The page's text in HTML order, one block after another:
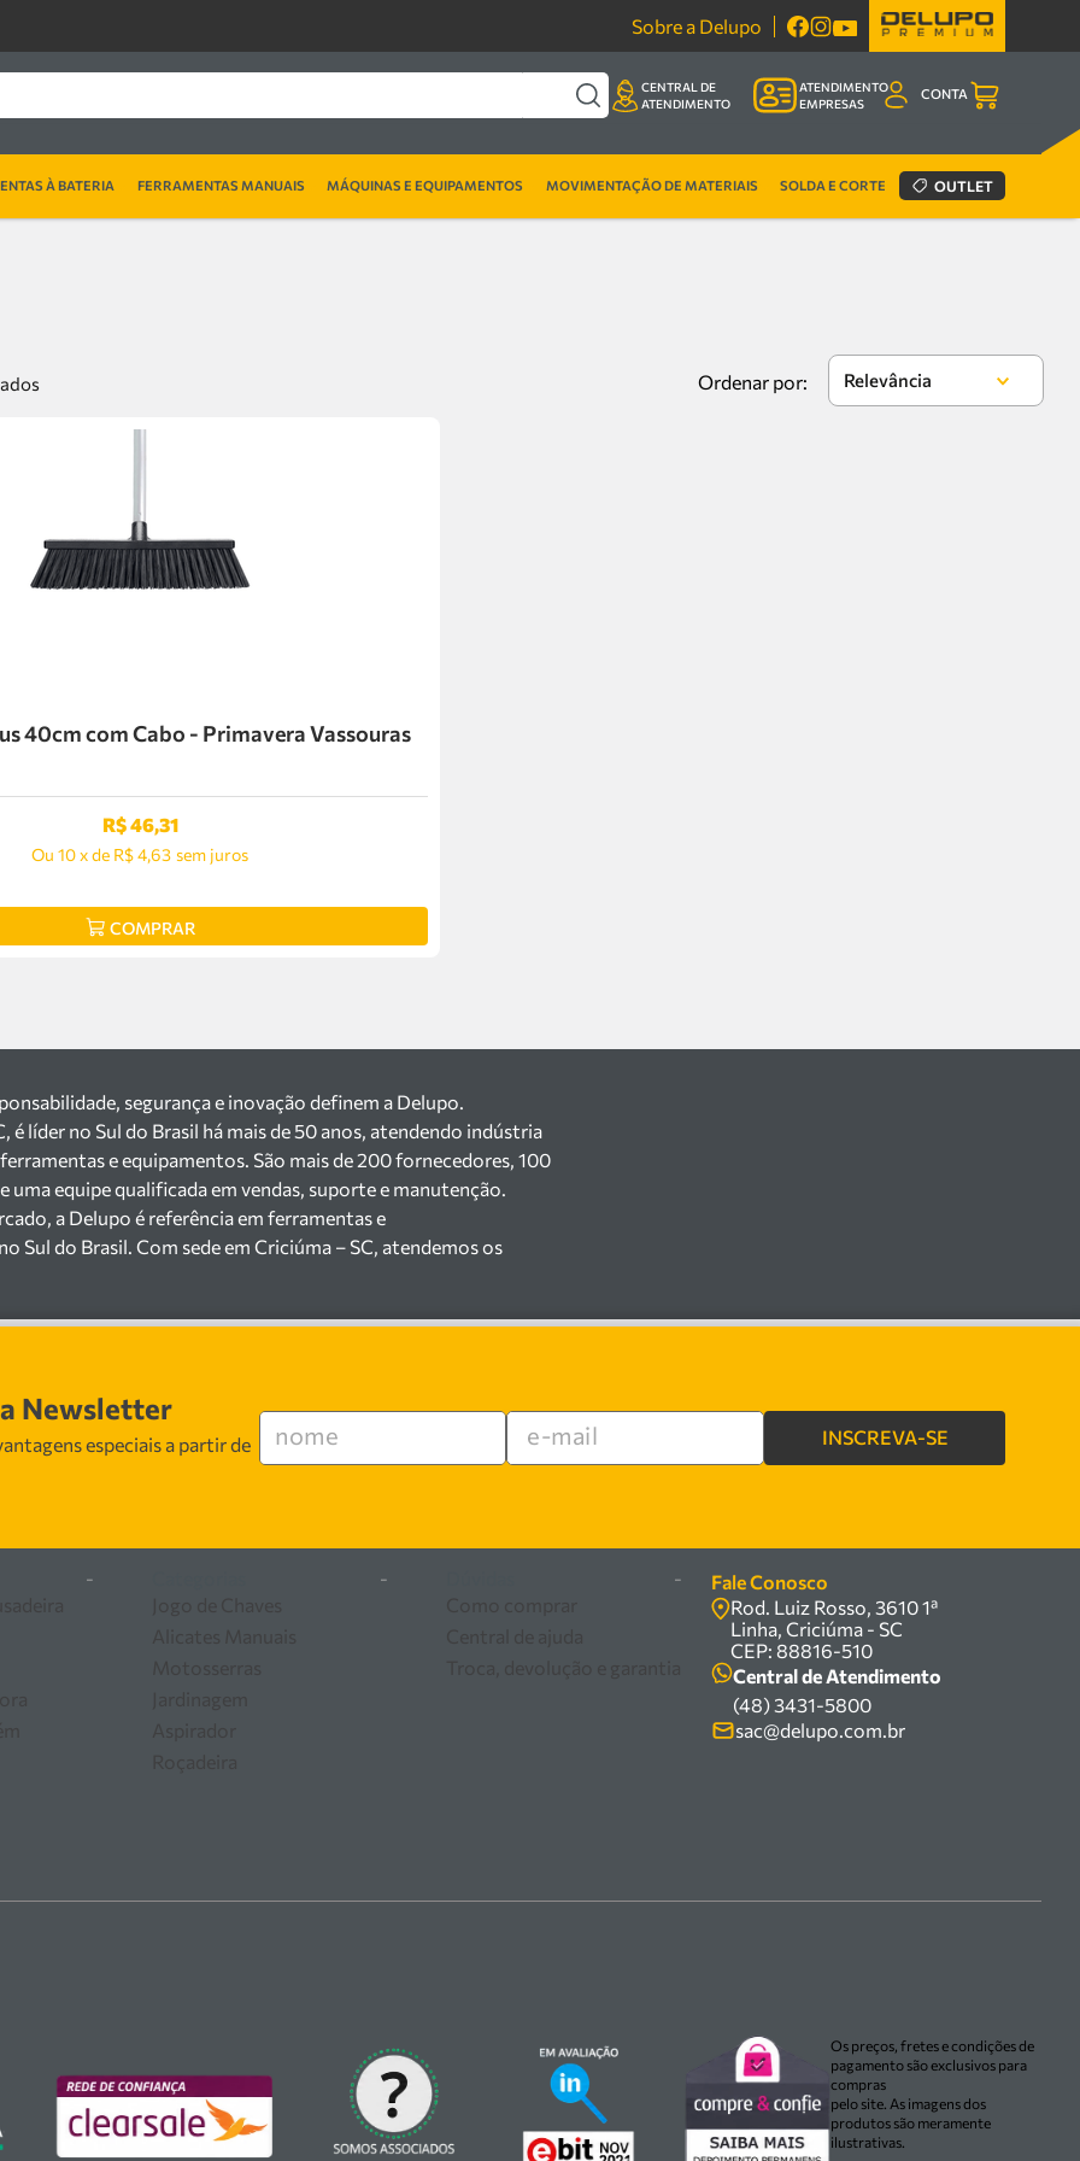
Sobre a Delupo
CENTRAL DE
ATENDIMENTO
ATENDIMENTO
EMPRESAS
CONTA
À BATERIA FERRAMENTAS MANUAIS MÁQUINAS E EQUIPAMENTOS MOVIMENTAÇÃO DE MATERIAIS SOLDA E CORTE OUTLET
Relevância
40cm com Cabo - Primavera Vassouras
R$46,31
Ou 10xde R$ 4,63 sem juros
COMPRAR
segurança e inovação definem a Delupo.
é líder no Sul do Brasil há mais de 50 anos, atendendo indústria
e equipamentos. São mais de 200 fornecedores, 100
uma equipe qualificada em vendas, suporte e manutenção.
a Delupo é referência em ferramentas e
Sul do Brasil. Com sede em Criciúma – SC, atendemos os
com um amplo portfólio de produtos à pronta entrega.
ferramentas manuais e elétricas, equipamentos de
especializada em vendas, suporte técnico e
inovação e qualidade em cada atendimento. Encontre
e equipamentos para o seu negócio.
Newsletter
especiais a partir de
INSCREVA-SE
-
-
-
Fale Conosco
Rod. Luiz Rosso, 3610 1ª
Linha, Criciúma - SC
CEP: 88816-510
Central de Atendimento
(48) 3431-5800
sac@delupo.com.br
Os preços, fretes e condições de
pagamento são exclusivos para
compras
pelo site. As imagens dos
produtos são meramente
ilustrativas.